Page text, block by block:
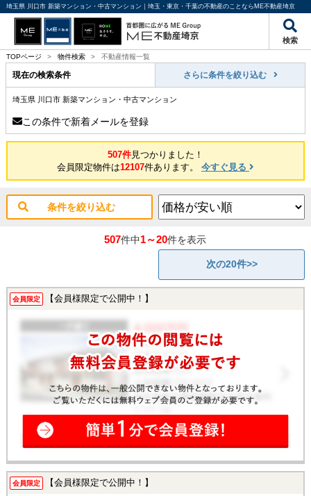
埼玉県 川口市 新築マンション・中古マンション｜埼玉・東京・千葉の不動産のことならME不動産埼京
検索
TOPページ > 物件検索 > 不動産情報一覧
現在の検索条件 さらに条件を絞り込む
埼玉県 川口市 新築マンション・中古マンション
この条件で新着メールを登録
507件見つかりました！
会員限定物件は12107件あります。 今すぐ見る
条件を絞り込む
507件中1～20件を表示
次の20件>>
会員限定 【会員様限定で公開中！】
会員限定 【会員様限定で公開中！】